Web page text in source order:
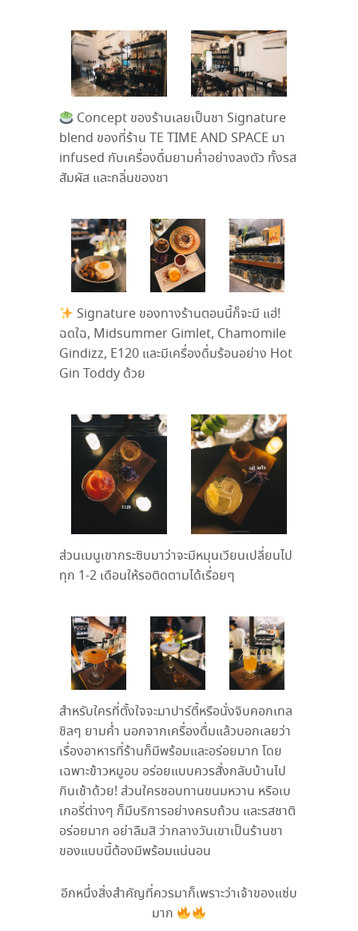
Concept ของร้านเลยเป็นชา Signature
blend ของที่ร้าน TE TIME AND SPACE มา
infused กับเครื่องดื่มยามค่ำอย่างลงตัว ทั้งรส
สัมผัส และกลิ่นของชา
Signature ของทางร้านตอนนี้ก็จะมี แฮ่!
ฉดใฉ, Midsummer Gimlet, Chamomile
Gindizz, E120 และมีเครื่องดื่มร้อนอย่าง Hot
Gin Toddy ด้วย
ส่วนเมนูเขากระซิบมาว่าจะมีหมุนเวียนเปลี่ยนไป
ทุก 1-2 เดือนให้รอติดตามได้เรื่อยๆ
สำหรับใครที่ตั้งใจจะมาปาร์ตี้หรือนั่งจิบคอกเทล
ชิลๆ ยามค่ำ นอกจากเครื่องดื่มแล้วบอกเลยว่า
เรื่องอาหารที่ร้านก็มีพร้อมและอร่อยมาก โดย
เฉพาะข้าวหมูอบ อร่อยแบบควรสั่งกลับบ้านไป
กินเช้าด้วย! ส่วนใครชอบทานขนมหวาน หรือเบ
เกอรี่ต่างๆ ก็มีบริการอย่างครบถ้วน และรสชาติ
อร่อยมาก อย่าลืมสิ ว่ากลางวันเขาเป็นร้านชา
ของแบบนี้ต้องมีพร้อมแน่นอน
อีกหนึ่งสิ่งสำคัญที่ควรมาก็เพราะว่าเจ้าของแซ่บ
มาก